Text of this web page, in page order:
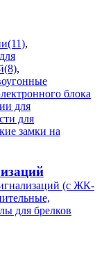
,
,
блока
для
для
замки на
(с ЖК-
для брелков